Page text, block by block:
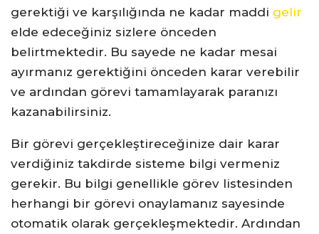
gerektiği ve karşılığında ne kadar maddi gelir
elde edeceğiniz sizlere önceden
belirtmektedir. Bu sayede ne kadar mesai
ayırmanız gerektiğini önceden karar verebilir
ve ardından görevi tamamlayarak paranızı
kazanabilirsiniz.
Bir görevi gerçekleştireceğinize dair karar
verdiğiniz takdirde sisteme bilgi vermeniz
gerekir. Bu bilgi genellikle görev listesinden
herhangi bir görevi onaylamanız sayesinde
otomatik olarak gerçekleşmektedir. Ardından